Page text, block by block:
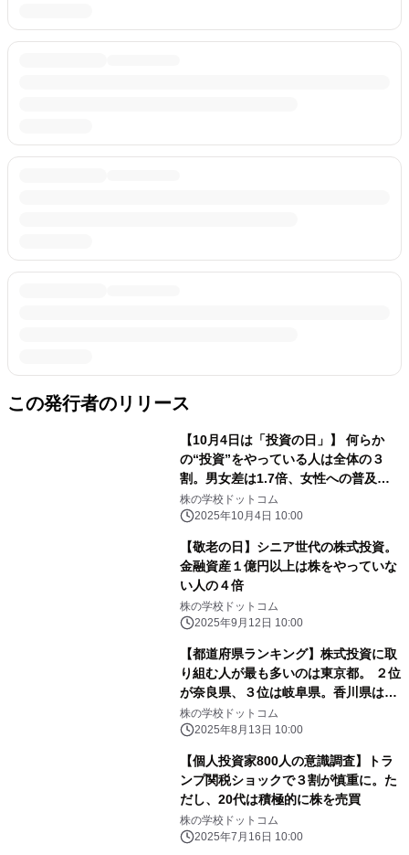
この発行者のリリース
【10月4日は「投資の日」】 何らか
の“投資”をやっている人は全体の３
割。男女差は1.7倍、女性への普及が
今後の鍵に。
株の学校ドットコム
2025年10月4日 10:00
【敬老の日】シニア世代の株式投資。
金融資産１億円以上は株をやっていな
い人の４倍
株の学校ドットコム
2025年9月12日 10:00
【都道府県ランキング】株式投資に取
り組む人が最も多いのは東京都。 ２位
が奈良県、３位は岐阜県。香川県は唯
一…
株の学校ドットコム
2025年8月13日 10:00
【個人投資家800人の意識調査】トラ
ンプ関税ショックで３割が慎重に。た
だし、20代は積極的に株を売買
株の学校ドットコム
2025年7月16日 10:00